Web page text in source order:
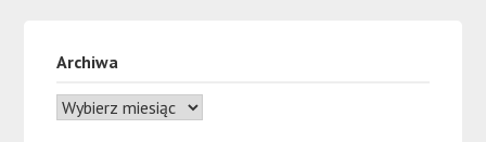
Archiwa